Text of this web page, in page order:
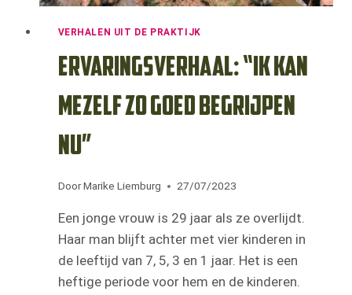
VERHALEN UIT DE PRAKTIJK
Ervaringsverhaal: “Ik kan
mezelf zo goed begrijpen
nu”
Door Marike Liemburg 27/07/2023
Een jonge vrouw is 29 jaar als ze overlijdt.
Haar man blijft achter met vier kinderen in
de leeftijd van 7, 5, 3 en 1 jaar. Het is een
heftige periode voor hem en de kinderen.